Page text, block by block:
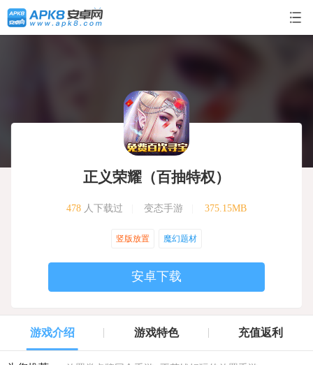
正义荣耀（百抽特权）
478 人下载过 变态手游 375.15MB
竖版放置 魔幻题材
安卓下载
游戏介绍 游戏特色 充值返利